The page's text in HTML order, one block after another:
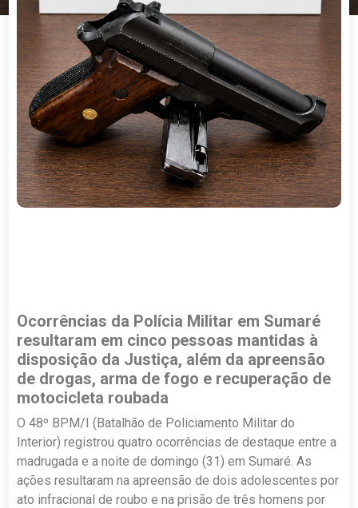
Ocorrências da Polícia Militar em Sumaré
resultaram em cinco pessoas mantidas à
disposição da Justiça, além da apreensão
de drogas, arma de fogo e recuperação de
motocicleta roubada
O 48º BPM/I (Batalhão de Policiamento Militar do
Interior) registrou quatro ocorrências de destaque entre a
madrugada e a noite de domingo (31) em Sumaré. As
ações resultaram na apreensão de dois adolescentes por
ato infracional de roubo e na prisão de três homens por